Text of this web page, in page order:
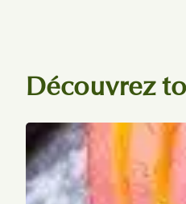
Découvrez